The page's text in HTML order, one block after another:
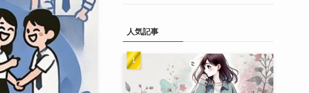
人気記事